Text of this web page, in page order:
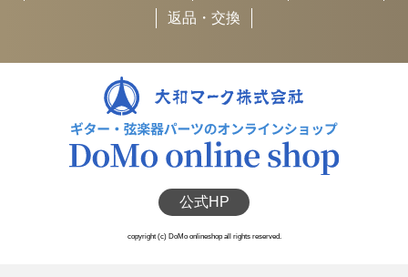
返品・交換
公式HP
copyright (c) DoMo onlineshop all rights reserved.